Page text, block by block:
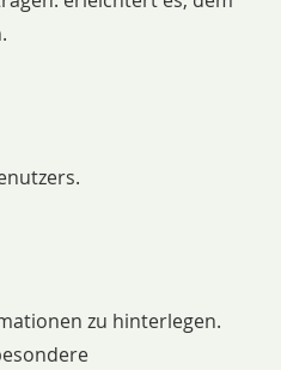
zu hinterlegen.